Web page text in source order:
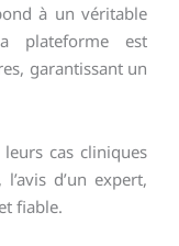
à un véritable
plateforme est
garantissant un
cas cliniques
d’un expert,
fiable.